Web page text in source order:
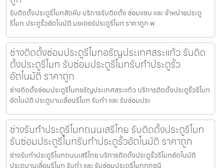
รับติดตั้งประตูรีโมทสัตหีบ บริการรับติดตั้ง ซ่อมแซม และ จำหน่ายประตู
รีโมท ประตูรั้วอัตโนมัติ มอเตอร์ประตูรีโมท ราคาถูก พ
ช่างติดตั้งซ่อมประตูรีโมทอรัญประเทศสระแก้ว รับติด
ตั้งประตูรีโมท รับซ่อมประตูรีโมทรับทำประตูรั้ว
อัตโนมัติ ราคาถูก
ช่างติดตั้งซ่อมประตูรีโมทอรัญประเทศสระแก้ว บริการติดตั้งประตูรั้วรีโมท
อัตโนมัติ ประตูบานเลื่อนรีโมท รับทำ และ รับซ่อมประ
ช่างรับทำประตูรีโมทถนนเสรีไทย รับติดตั้งประตูรีโมท
รับซ่อมประตูรีโมทรับทำประตูรั้วอัตโนมัติ ราคาถูก
ช่างรับทำประตูรีโมทถนนเสรีไทย บริการติดตั้งประตูรั้วรีโมทอัตโนมัติ
ประตูบานเลื่อนรีโมท รับทำ และ รับซ่อมประตูรีโมททุกชนิ